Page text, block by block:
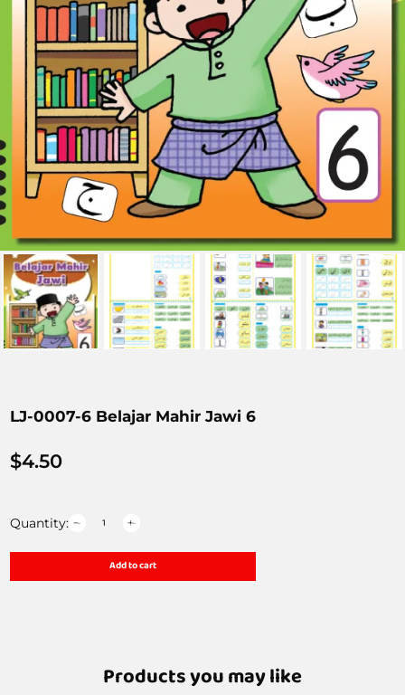
LJ-0007-6 Belajar Mahir Jawi 6
$4.50
Quantity:
Add to cart
Products you may like